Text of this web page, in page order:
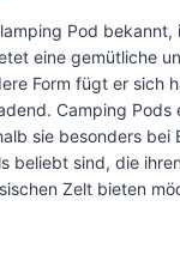
Pod
eine gemütliche
Form fügt er sich
Camping Pods
sie besonders
beliebt sind, die
Zelt bieten